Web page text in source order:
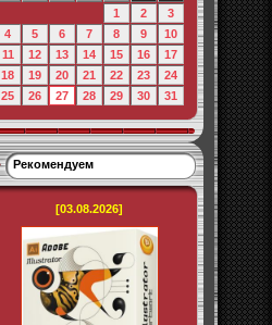
1
2
3
4
5 6 7 8 9
10
11
12 13 14 15 16
17
18
19 20 21 22 23
24
25
26 27 28 29 30 31
Рекомендуем
[03.08.2026]